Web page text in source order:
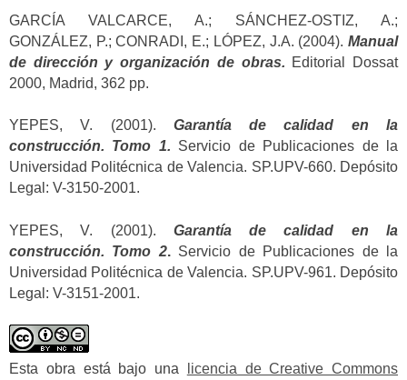
GARCÍA VALCARCE, A.; SÁNCHEZ-OSTIZ, A.;
GONZÁLEZ, P.; CONRADI, E.; LÓPEZ, J.A. (2004). Manual
de dirección y organización de obras. Editorial Dossat
2000, Madrid, 362 pp.
YEPES, V. (2001). Garantía de calidad en la
construcción. Tomo 1. Servicio de Publicaciones de la
Universidad Politécnica de Valencia. SP.UPV-660. Depósito
Legal: V-3150-2001.
YEPES, V. (2001). Garantía de calidad en la
construcción. Tomo 2. Servicio de Publicaciones de la
Universidad Politécnica de Valencia. SP.UPV-961. Depósito
Legal: V-3151-2001.
Esta obra está bajo una
licencia de Creative Commons